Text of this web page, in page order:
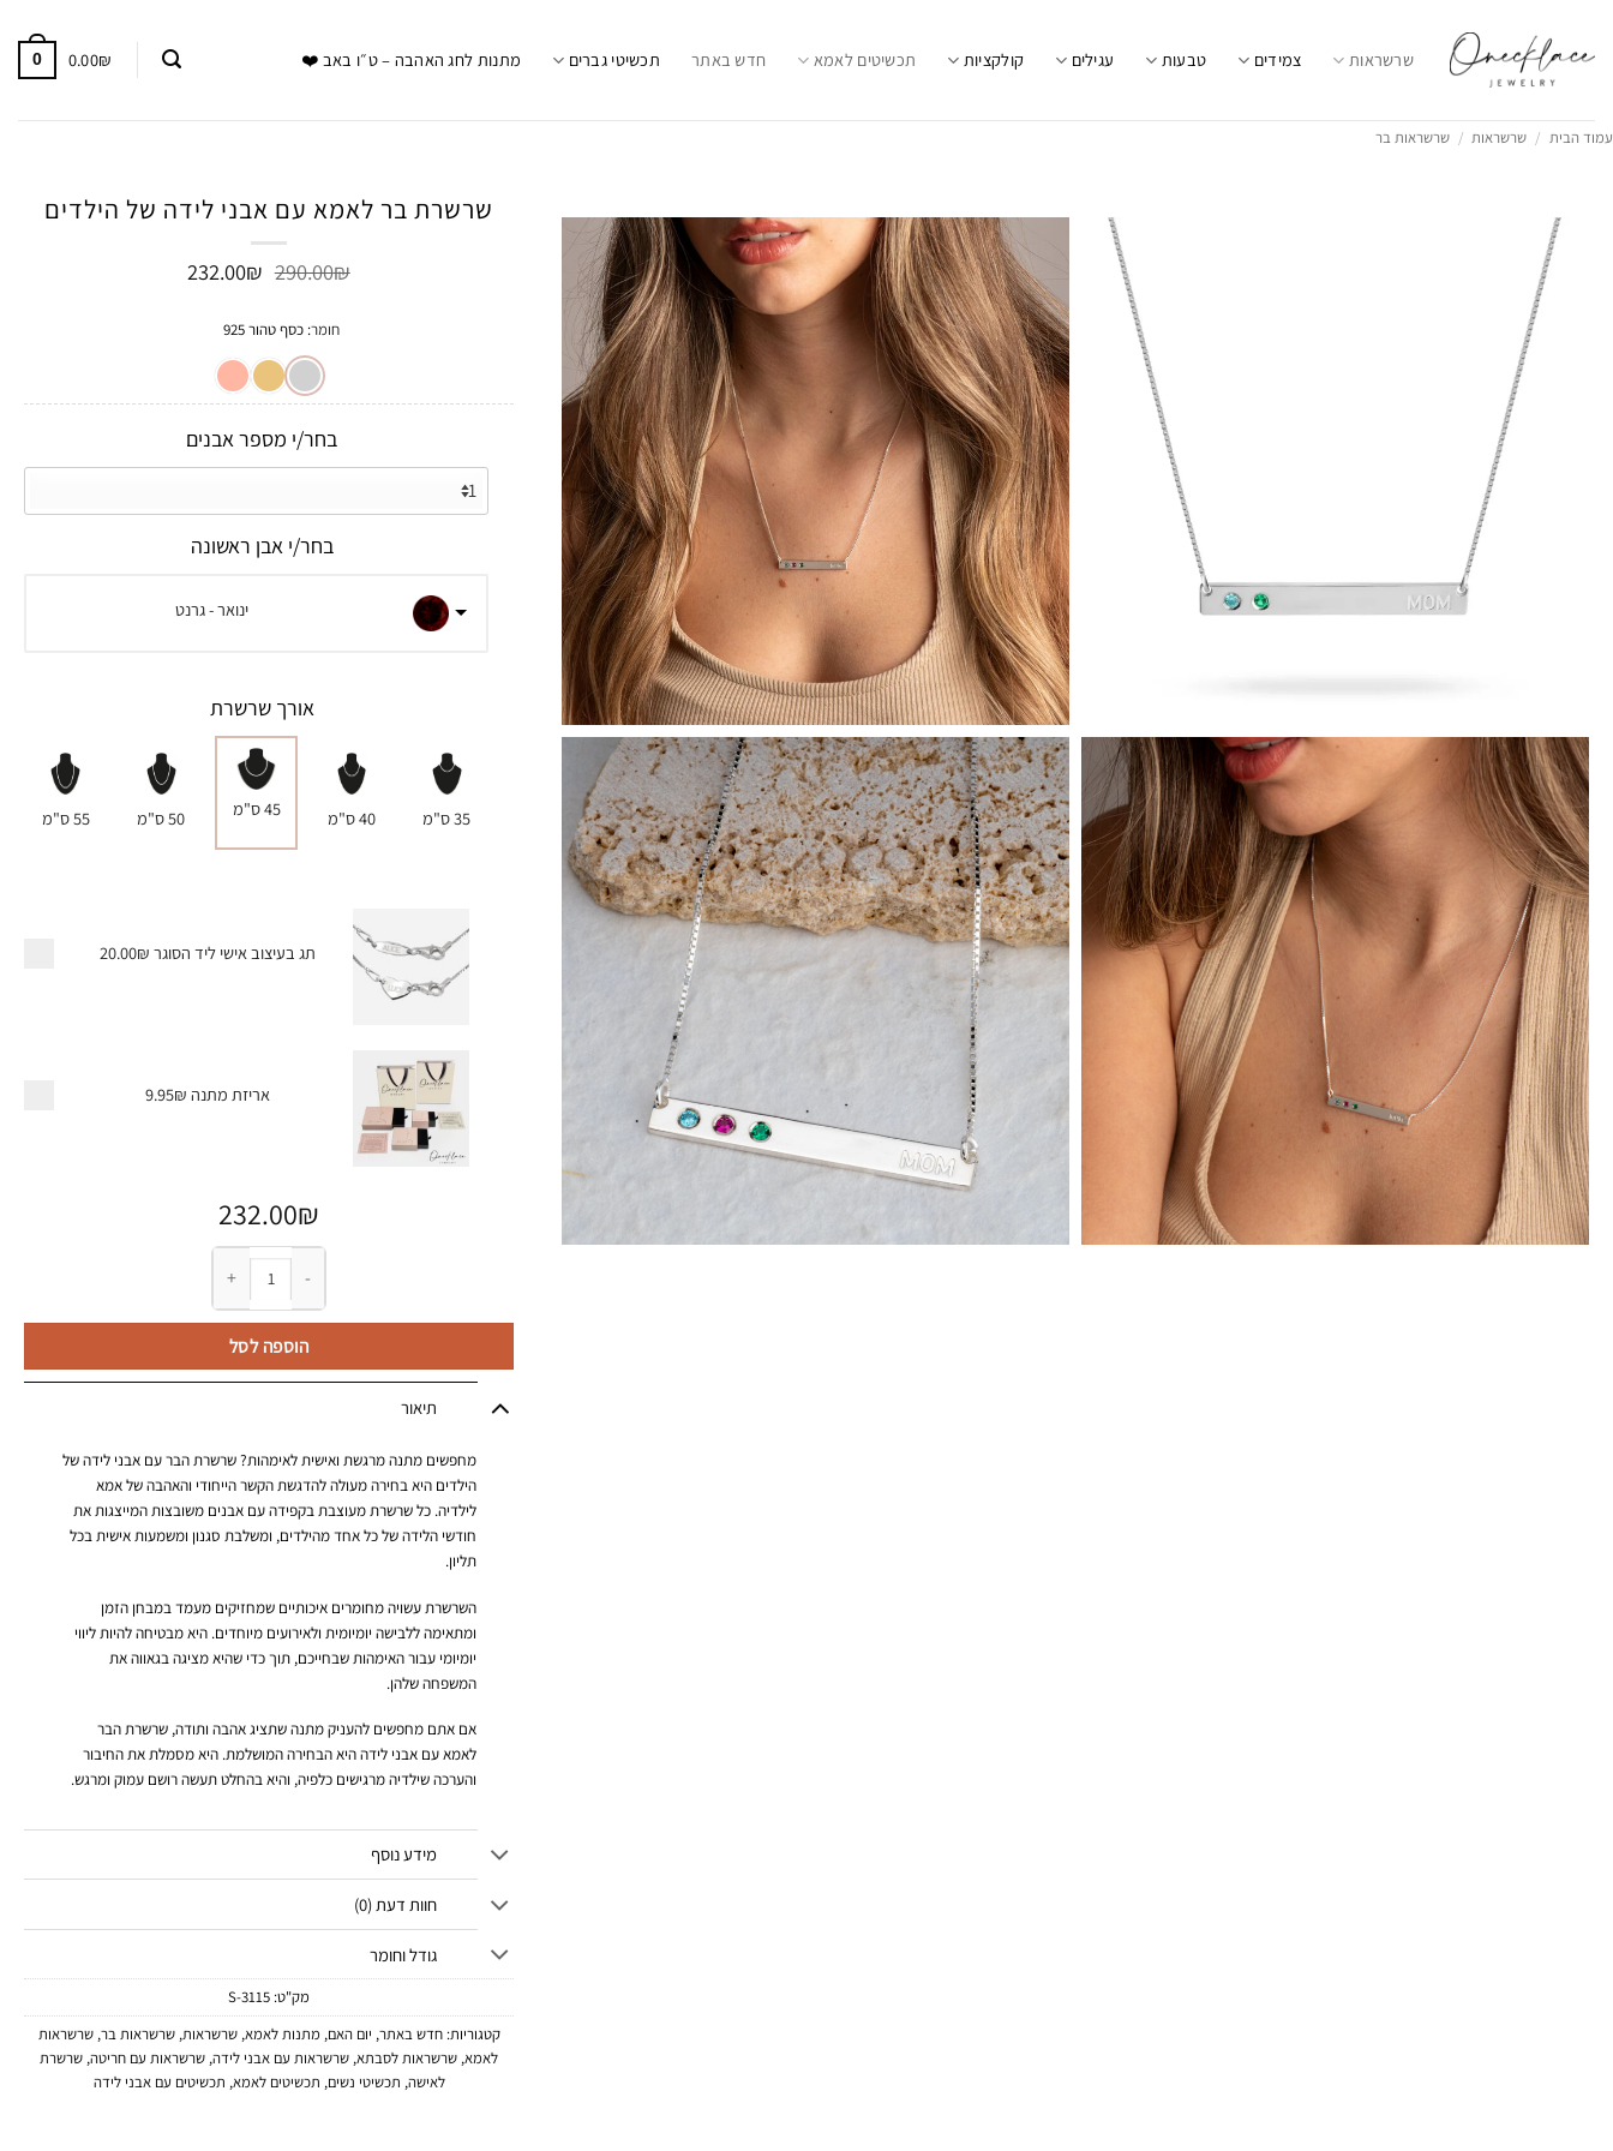
content
שרשראות צמידים טבעות עגילים קולקציות תכשיטים לאמא חדש באתר תכשיטי גברים מתנות לחג האהבה – ט״ו באב ❤️ 0.00₪
0
עמוד הבית / שרשראות / שרשראות בר
שרשרת בר לאמא עם אבני לידה של הילדים
290.00₪ המחיר
290.00₪.
232.00₪ המחיר
חומר:כסף טהור 925
בחר/י מספר אבנים
בחר/י אבן ראשונה
ינואר - גרנט
אורך שרשרת
35 ס"מ 40 ס"מ 45 ס"מ 50 ס"מ 55 ס"מ
תג בעיצוב אישי ליד הסוגר 20.00₪
אריזת מתנה 9.95₪
232.00₪
כמות של שרשרת בר לאמא עם אבני לידה של
הוספה לסל
תיאור
מחפשים מתנה מרגשת ואישית לאימהות? שרשרת הבר עם אבני לידה של
הילדים היא בחירה מעולה להדגשת הקשר הייחודי והאהבה של אמא
לילדיה. כל שרשרת מעוצבת בקפידה עם אבנים משובצות המייצגות את
חודשי הלידה של כל אחד מהילדים, ומשלבת סגנון ומשמעות אישית בכל
תליון.
השרשרת עשויה מחומרים איכותיים שמחזיקים מעמד במבחן הזמן
ומתאימה ללבישה יומיומית ולאירועים מיוחדים. היא מבטיחה להיות ליווי
יומיומי עבור האימהות שבחייכם, תוך כדי שהיא מציגה בגאווה את
המשפחה שלהן.
אם אתם מחפשים להעניק מתנה שתציג אהבה ותודה, שרשרת הבר
לאמא עם אבני לידה היא הבחירה המושלמת. היא מסמלת את החיבור
והערכה שילדיה מרגישים כלפיה, והיא בהחלט תעשה רושם עמוק ומרגש.
מידע נוסף
חוות דעת (0)
גודל וחומר
מק"ט: 3115-S
קטגוריות:חדש באתר, יום האם, מתנות לאמא,שרשראות,שרשראות בר,שרשראות
לאמא, שרשראות לסבתא, שרשראות עם אבני לידה, שרשראות עם חריטה, שרשרת
לאישה, תכשיטי נשים, תכשיטים לאמא, תכשיטים עם אבני לידה